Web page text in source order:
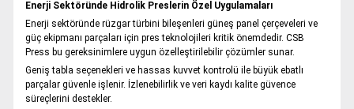
Tüm hakkı saklıdır. Sitemizde kullanılan tüm içerik ve görseller
CSB Pres’e ait olup izinsiz kullanımı hukuki yaptırıma tabidir.
Enerji Sektöründe Hidrolik Preslerin Özel Uygulamaları
Enerji sektöründe rüzgar türbini bileşenleri güneş panel çerçeveleri ve
güç ekipmanı parçaları için pres teknolojileri kritik önemdedir. CSB
Press bu gereksinimlere uygun özelleştirilebilir çözümler sunar.
Geniş tabla seçenekleri ve hassas kuvvet kontrolü ile büyük ebatlı
parçalar güvenle işlenir. İzlenebilirlik ve veri kaydı kalite güvence
süreçlerini destekler.